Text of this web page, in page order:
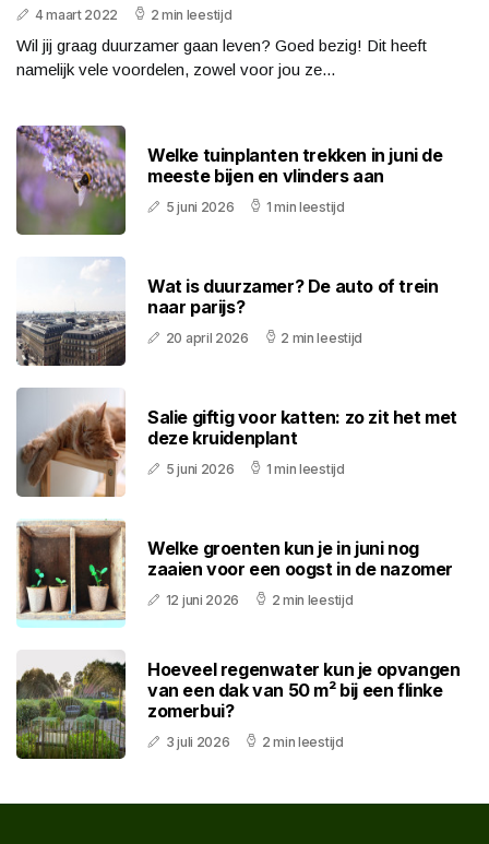
4 maart 2022 2 min leestijd
Wil jij graag duurzamer gaan leven? Goed bezig! Dit heeft
namelijk vele voordelen, zowel voor jou ze...
Welke tuinplanten trekken in juni de
meeste bijen en vlinders aan
5 juni 2026 1 min leestijd
Wat is duurzamer? De auto of trein
naar parijs?
20 april 2026 2 min leestijd
Salie giftig voor katten: zo zit het met
deze kruidenplant
5 juni 2026 1 min leestijd
Welke groenten kun je in juni nog
zaaien voor een oogst in de nazomer
12 juni 2026 2 min leestijd
Hoeveel regenwater kun je opvangen
van een dak van 50 m² bij een flinke
zomerbui?
3 juli 2026 2 min leestijd